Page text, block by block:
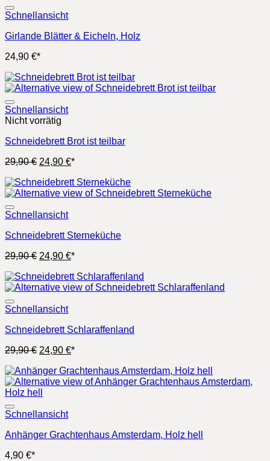
Schnellansicht
Girlande Blätter & Eicheln, Holz
24,90 €*
Schnellansicht
Nicht vorrätig
Schneidebrett Brot ist teilbar
29,90€ Ursprünglicher
war:
29,90 €
24,90 €Aktueller
ist:
24,90 €.
*
Schnellansicht
Schneidebrett Sterneküche
29,90€ Ursprünglicher
war:
29,90 €
24,90 €Aktueller
ist:
24,90 €.
*
Schnellansicht
Schneidebrett Schlaraffenland
29,90€ Ursprünglicher
war:
29,90 €
24,90 €Aktueller
ist:
24,90 €.
*
Schnellansicht
Anhänger Grachtenhaus Amsterdam, Holz hell
4,90 €*